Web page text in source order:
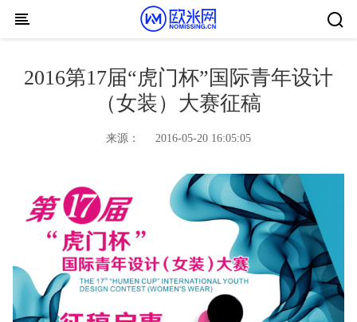
Skip to content
2016第17届“虎门杯”国际青年设计
（女装）大赛征稿
来源： 2016-05-20 16:05:05